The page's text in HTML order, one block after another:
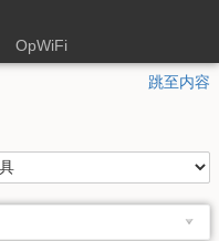
OpWiFi
跳至内容